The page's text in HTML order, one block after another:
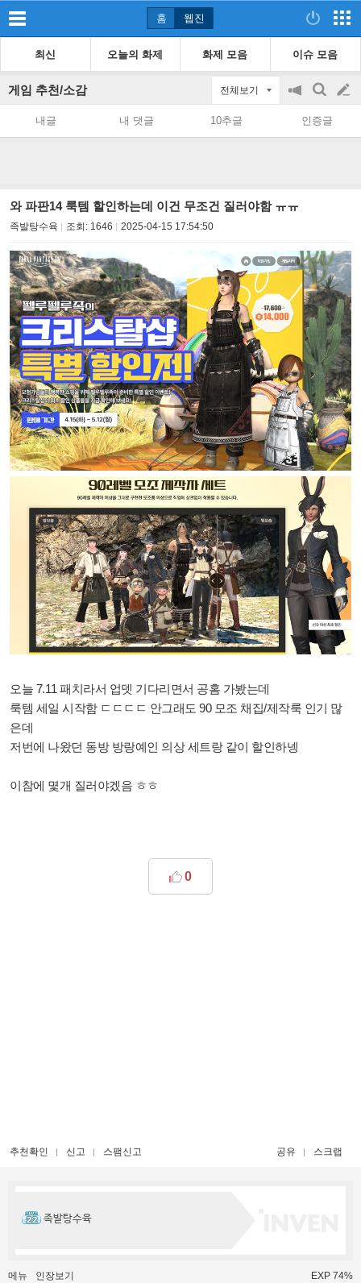
홈 웹진
최신 오늘의 화제 화제 모음 이슈 모음
게임 추천/소감 전체보기
공
on/off
검
색
글
쓰
내글 내 댓글 10추글 인증글
와 파판14 룩템 할인하는데 이건 무조건 질러야함 ㅠㅠ
족발탕수육 조회: 1646 2025-04-15 17:54:50
오늘 7.11 패치라서 업뎃 기다리면서 공홈 가봤는데
룩템 세일 시작함 ㄷㄷㄷㄷ 안그래도 90 모조 채집/제작룩 인기 많
은데
저번에 나왔던 동방 방랑예인 의상 세트랑 같이 할인하넹
이참에 몇개 질러야겠음 ㅎㅎ
0
추천확인 신고 스팸신고 공유 스크랩
족발탕수육
메뉴 인장보기 EXP 74%